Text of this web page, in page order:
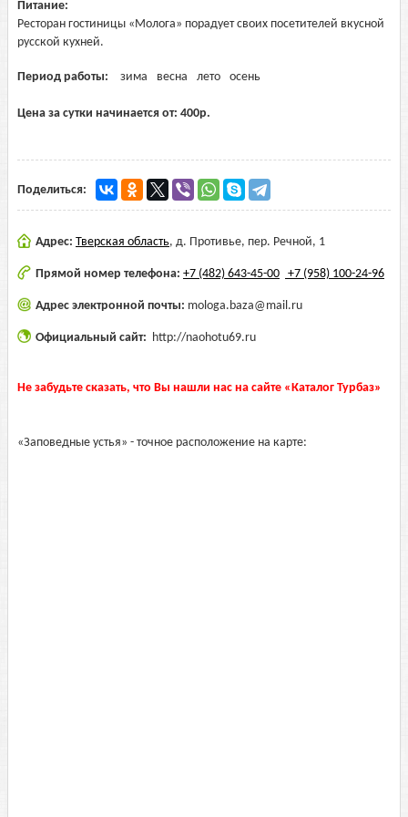
Питание:
Ресторан гостиницы «Молога» порадует своих посетителей вкусной
русской кухней.
Период работы: зима весна лето осень
Цена за сутки начинается от: 400р.
Поделиться:
Адрес: Тверская область, д. Противье, пер. Речной, 1
Прямой номер телефона: +7 (482) 643-45-00 +7 (958) 100-24-96
Адрес электронной почты: mologa.baza@mail.ru
Официальный сайт: http://naohotu69.ru
Не забудьте сказать, что Вы нашли нас на сайте «Каталог Турбаз»
«Заповедные устья» - точное расположение на карте: